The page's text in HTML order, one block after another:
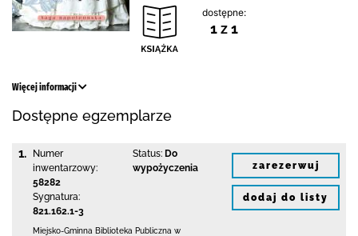
dostępne:
1 z 1
Więcej informacji
Dostępne egzemplarze
1.
Numer
inwentarzowy:
58282
Sygnatura:
821.162.1-3
Status: Do
wypożyczenia
Miejsko-Gminna Biblioteka Publiczna w
zarezerwuj
dodaj do listy